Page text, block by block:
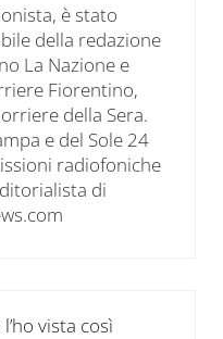
è stato
della redazione
La Nazione e
Fiorentino,
della Sera.
e del Sole 24
radiofoniche
di
vista così